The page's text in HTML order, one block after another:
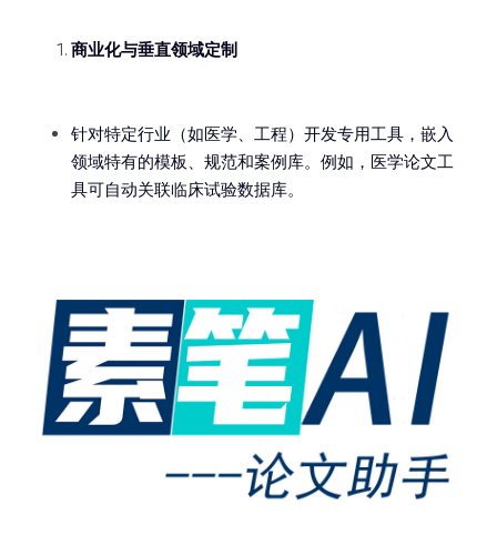
商业化与垂直领域定制
针对特定行业（如医学、工程）开发专用工具，嵌入
领域特有的模板、规范和案例库。例如，医学论文工
具可自动关联临床试验数据库。